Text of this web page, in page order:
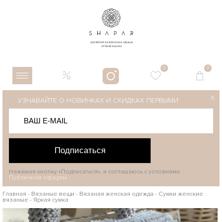
0 0
УЗНАВАЙТЕ О НОВИНКАХ И СКИДКАХ ПЕРВЫМИ
Подписаться
X
Нажимая кнопку «Подписаться», я соглашаюсь с условиями
Публичной оферты
Главная - Вязаные вещи - Вязаная женская одежда - Сумки женские
вязаные - Яркая сумка